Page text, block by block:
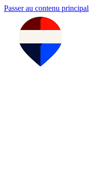
Passer au contenu principal